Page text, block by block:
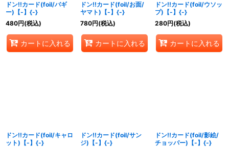
ドン!!カード(foil/バギ
ー)【-】{-}
480円(税込)
カートに入れる
ドン!!カード(foil/お面/
ヤマト)【-】{-}
780円(税込)
カートに入れる
ドン!!カード(foil/ウソッ
プ)【-】{-}
280円(税込)
カートに入れる
ドン!!カード(foil/キャロ
ット)【-】{-}
ドン!!カード(foil/サン
ジ)【-】{-}
ドン!!カード(foil/影絵/
チョッパー)【-】{-}